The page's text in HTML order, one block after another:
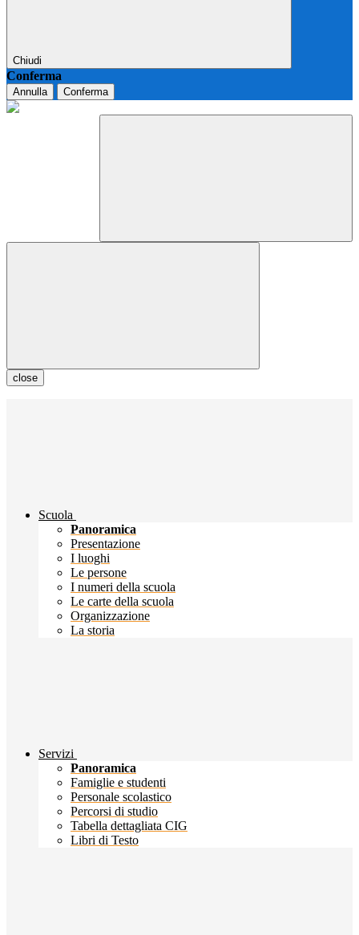
Chiudi
Conferma
Annulla Conferma
close
Scuola
Panoramica
Presentazione
I luoghi
Le persone
I numeri della scuola
Le carte della scuola
Organizzazione
La storia
Servizi
Panoramica
Famiglie e studenti
Personale scolastico
Percorsi di studio
Tabella dettagliata CIG
Libri di Testo